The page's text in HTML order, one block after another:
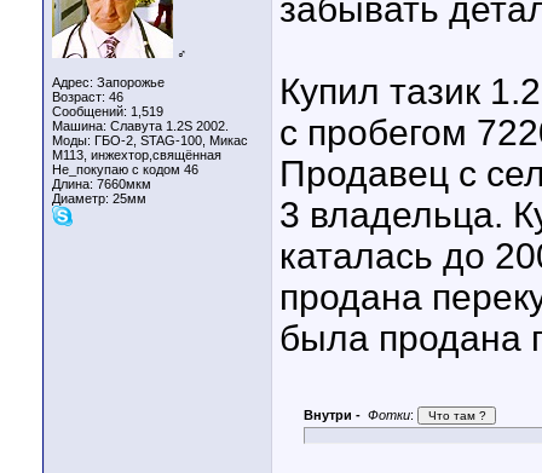
♂
Адрес: Запорожье
Возраст: 46
Сообщений: 1,519
Машина: Славута 1.2S 2002.
Моды: ГБО-2, STAG-100, Микас
М113, инжехтор,свящённая
Не_покупаю с кодом 46
Длина: 7660мкм
Диаметр: 25мм
забывать
Купил тазик
с пробегом
Продавец с
3 владельца.
каталась до
продана
была продана
Внутри - Фотки: